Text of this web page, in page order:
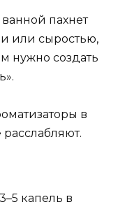
ванной пахнет
или сыростью,
нужно создать
в
капель в